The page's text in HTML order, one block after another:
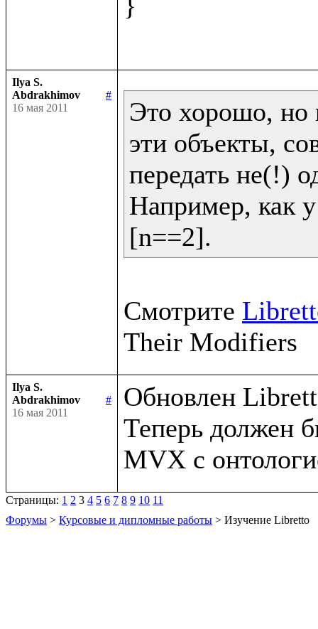
Ilya S.
Abdrakhimov
#
16 мая 2011
Это хорошо, но
эти объекты,
передать не(!)
Например, как
[n==2].
Смотрите
Ilya S.
Abdrakhimov
#
16 мая 2011
Обновлен
Теперь должен
Страницы: 1 2 3 4 5 6 7 8 9 10 11
Форумы > Курсовые и дипломные работы > Изучение Libretto